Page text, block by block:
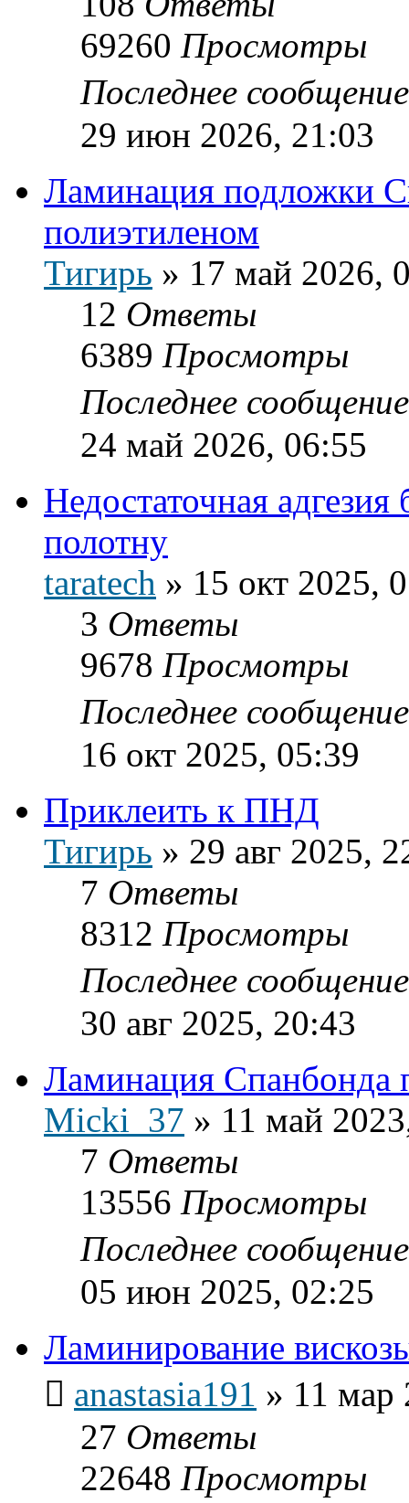
69260 Просмотры
Последнее
29 июн 2026, 21:03
Ламинация подложки
полиэтиленом
Тигирь » 17 май 2026,
12 Ответы
6389 Просмотры
Последнее
24 май 2026, 06:55
Недостаточная
полотну
taratech » 15 окт 2025,
3 Ответы
9678 Просмотры
Последнее
16 окт 2025, 05:39
Приклеить к ПНД
Тигирь » 29 авг 2025,
7 Ответы
8312 Просмотры
Последнее
30 авг 2025, 20:43
Ламинация Спанбонда
Micki_37 » 11 май
7 Ответы
13556 Просмотры
Последнее
05 июн 2025, 02:25
Ламинирование
anastasia191 » 11 мар
27 Ответы
22648 Просмотры